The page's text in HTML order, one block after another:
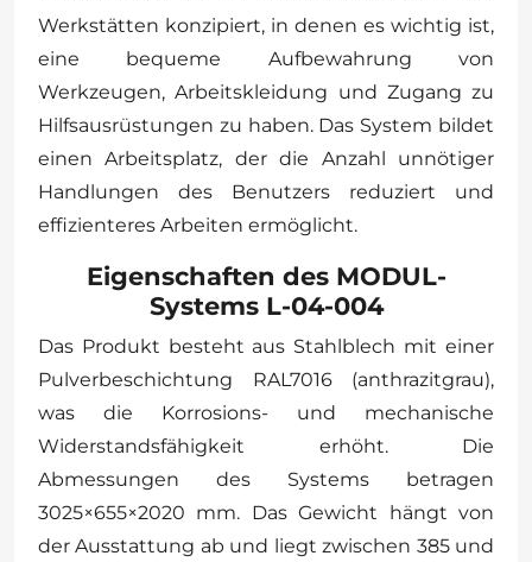
Werkstätten konzipiert, in denen es wichtig ist,
eine bequeme Aufbewahrung von
Werkzeugen, Arbeitskleidung und Zugang zu
Hilfsausrüstungen zu haben. Das System bildet
einen Arbeitsplatz, der die Anzahl unnötiger
Handlungen des Benutzers reduziert und
effizienteres Arbeiten ermöglicht.
Eigenschaften des MODUL-
Systems L-04-004
Das Produkt besteht aus Stahlblech mit einer
Pulverbeschichtung RAL7016 (anthrazitgrau),
was die Korrosions- und mechanische
Widerstandsfähigkeit erhöht. Die
Abmessungen des Systems betragen
3025×655×2020 mm. Das Gewicht hängt von
der Ausstattung ab und liegt zwischen 385 und